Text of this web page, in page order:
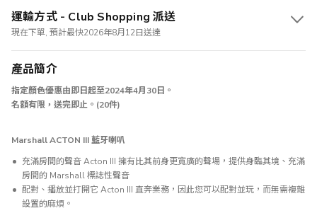
運輸方式 - Club Shopping 派送
現在下單, 預計最快2026年8月12日送達
產品簡介
指定顏色優惠由即日起至2024年4月30日。
名額有限，送完即止。 (20件)
Marshall ACTON III 藍牙喇叭
充滿房間的聲音 Acton III 擁有比其前身更寬廣的聲場，提供身臨其境、充滿
房間的 Marshall 標誌性聲音
配對、播放並打開它 Acton III 直奔業務，因此您可以配對並玩，而無需複雜
設置的麻煩。